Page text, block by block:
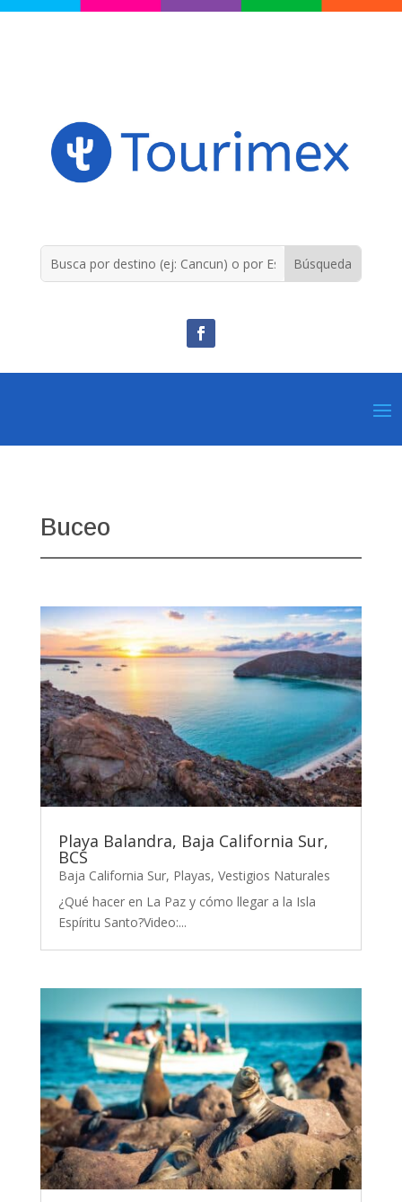
Buceo
Playa Balandra, Baja California Sur,
BCS
Baja California Sur, Playas, Vestigios Naturales
¿Qué hacer en La Paz y cómo llegar a la Isla
Espíritu Santo?Video:...